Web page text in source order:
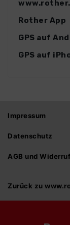
Rother App
GPS auf
GPS auf
Impressum
Datenschutz
AGB und
Zurück zu